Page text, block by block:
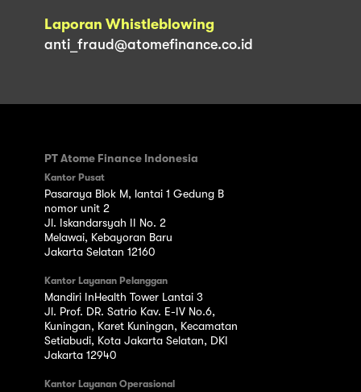
Laporan Whistleblowing
anti_fraud@atomefinance.co.id
PT Atome Finance Indonesia
Kantor Pusat
Pasaraya Blok M, lantai 1 Gedung B
nomor unit 2
Jl. Iskandarsyah II No. 2
Melawai, Kebayoran Baru
Jakarta Selatan 12160
Kantor Layanan Pelanggan
Mandiri InHealth Tower Lantai 3
Jl. Prof. DR. Satrio Kav. E-IV No.6,
Kuningan, Karet Kuningan, Kecamatan
Setiabudi, Kota Jakarta Selatan, DKI
Jakarta 12940
Kantor Layanan Operasional